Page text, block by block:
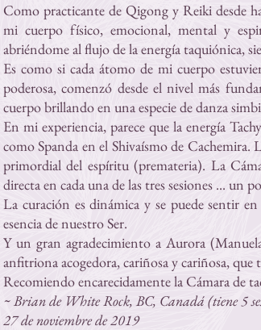
Como practicante de Qigong y Reiki desde
mi cuerpo físico, emocional, mental y
abriéndome al flujo de la energía taquiónica,
Es como si cada átomo de mi cuerpo
poderosa, comenzó desde el nivel más
cuerpo brillando en una especie de danza
En mi experiencia, parece que la energía
como Spanda en el Shivaísmo de
primordial del espíritu (premateria). La
directa en cada una de las tres sesiones ... un
La curación es dinámica y se puede sentir
esencia de nuestro Ser.
Y un gran agradecimiento a Aurora
anfitriona acogedora, cariñosa y cariñosa,
Recomiendo encarecidamente la Cámara de
~ Brian de White Rock, BC, Canadá (tiene 5
27 de noviembre de 2019